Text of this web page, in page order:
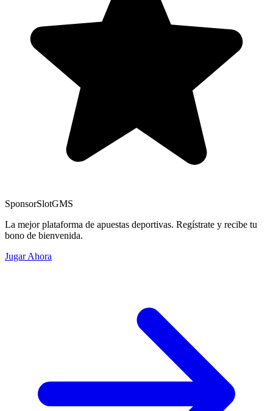
SponsorSlotGMS
La mejor plataforma de apuestas deportivas. Regístrate y recibe tu
bono de bienvenida.
Jugar Ahora